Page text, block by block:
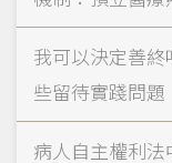
我可以決定善
些留待實踐問題
病人自主權利